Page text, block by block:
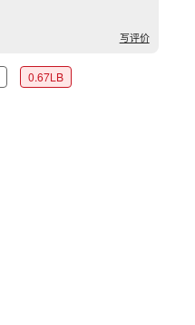
写评价
0.67LB